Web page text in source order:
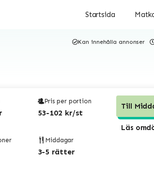
Startsida
Kan innehålla annonser
Pris per portion
53-102 kr/st
Middagar
3-5 rätter
Till
Läs